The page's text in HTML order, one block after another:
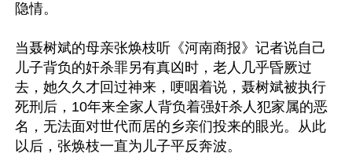
隐情。
当聂树斌的母亲张焕枝听《河南商报》记者说自己
儿子背负的奸杀罪另有真凶时，老人几乎昏厥过
去，她久久才回过神来，哽咽着说，聂树斌被执行
死刑后，10年来全家人背负着强奸杀人犯家属的恶
名，无法面对世代而居的乡亲们投来的眼光。从此
以后，张焕枝一直为儿子平反奔波。